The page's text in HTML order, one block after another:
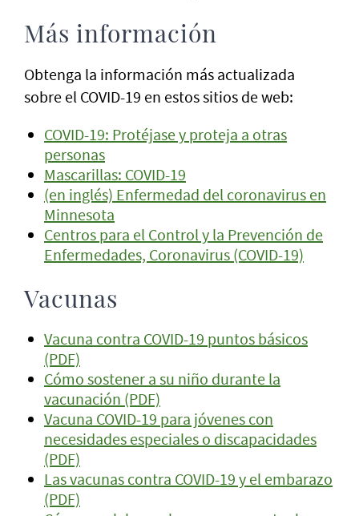
Más información
Obtenga la información más actualizada
sobre el COVID-19 en estos sitios de web:
COVID-19: Protéjase y proteja a otras
personas
Mascarillas: COVID-19
(en inglés) Enfermedad del coronavirus en
Minnesota
Centros para el Control y la Prevención de
Enfermedades, Coronavirus (COVID-19)
Vacunas
Vacuna contra COVID-19 puntos básicos
(PDF)
Cómo sostener a su niño durante la
vacunación (PDF)
Vacuna COVID-19 para jóvenes con
necesidades especiales o discapacidades
(PDF)
Las vacunas contra COVID-19 y el embarazo
(PDF)